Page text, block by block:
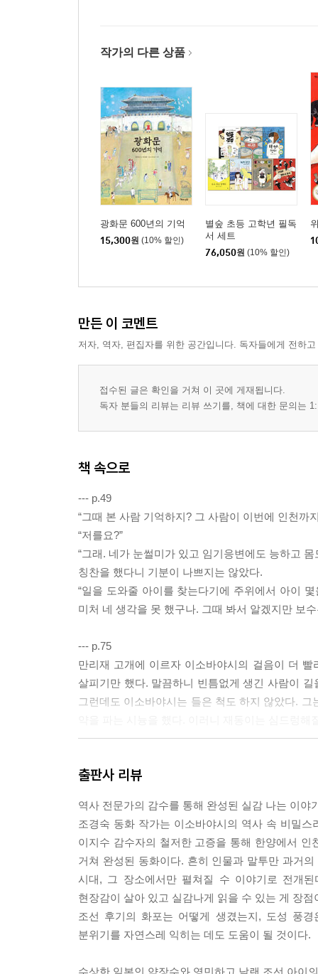
작가의 다른 상품
광화문 600년의 기억
15,300원 (10% 할인)
별숲 초등 고학년 필독
서 세트
76,050원 (10% 할인)
만든 이 코멘트
저자, 역자, 편집자를 위한 공간입니다. 독자들에게 전하
접수된 글은 확인을 거쳐 이 곳에 게재됩니다.
독자 분들의 리뷰는 리뷰 쓰기를, 책에 대한 문의는
책 속으로
--- p.49
“그때 본 사람 기억하지? 그 사람이 이번에 인천까
“저를요?”
“그래. 네가 눈썰미가 있고 임기응변에도 능하고
칭찬을 했다니 기분이 나쁘지는 않았다.
“일을 도와줄 아이를 찾는다기에 주위에서 아이
미처 네 생각을 못 했구나. 그때 봐서 알겠지만 보
--- p.75
만리재 고개에 이르자 이소바야시의 걸음이 더
살피기만 했다. 말끔하니 빈틈없게 생긴 사람이
그런데도 이소바야시는 들은 척도 하지 않았다.
“너희 조선인이 능력이 뒤처지는 것은 아니다. 내
에다 새롭고 좋은 것을 받아들이지 않고 안으로만
느냐?”
재동이는 비스듬하게 팔짱을 끼고 잠든 이소바야
자리를 살펴 주는 척하며 그의 몸을 이리저리 뒤
이소바야시는 꽁꽁 언 것처럼 꼼짝도 하지 않았다.
출판사 리뷰
역사 전문가의 감수를 통해 완성된 실감 나는 이야
조경숙 동화 작가는 이소바야시의 역사 속 비밀
이지수 감수자의 철저한 고증을 통해 한양에서
거쳐 완성된 동화이다. 흔히 인물과 말투만 과거
시대, 그 장소에서만 펼쳐질 수 이야기로 전개
현장감이 살아 있고 실감나게 읽을 수 있는 게 장점
조선 후기의 화포는 어떻게 생겼는지, 도성 풍
분위기를 자연스레 익히는 데도 도움이 될 것이다.
수상한 일본인 약장수와 영민하고 날랜 조선 아이